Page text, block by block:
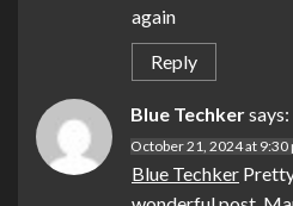
again
Reply
Blue Techkersays:
October 21, 2024 at 9:30
Blue Techker